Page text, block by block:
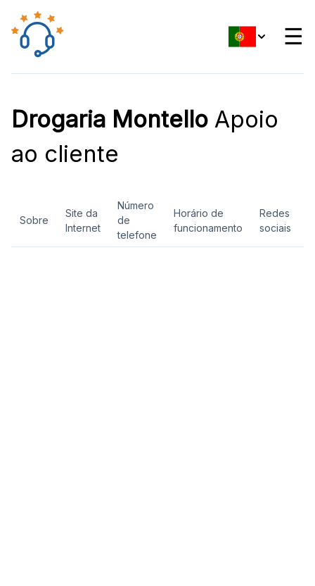
☰
Drogaria Montello Apoio
ao cliente
Sobre
Site da
Internet
Número
de
telefone
Horário de
funcionamento
Redes
sociais